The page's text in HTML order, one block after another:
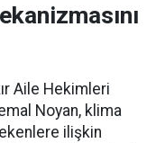
Aile Hekimleri
Noyan, klima
ilişkin